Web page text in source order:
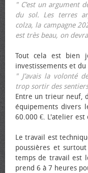
" C’est un argument
du sol. Les terres
colza, la campagne
est très beau, on
Tout cela est bien
investissements et
" J’avais la volonté
trop sortir des
Entre un trieur neuf,
équipements divers
60.000 €. L'atelier
Le travail est
poussières et
temps de travail est
prend 6 à 7 heures